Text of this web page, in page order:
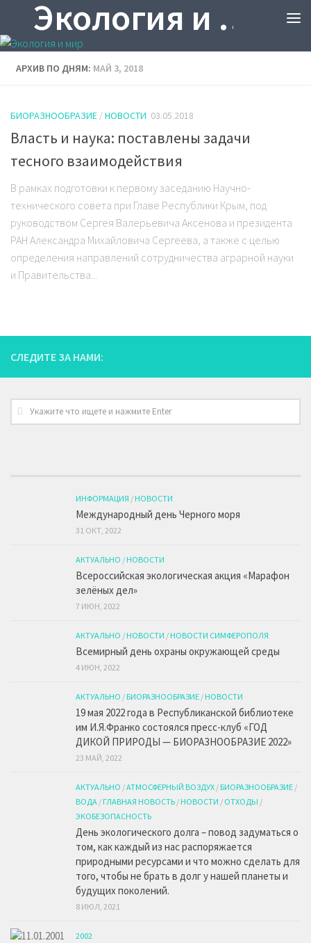
Экология и мир
АРХИВ ПО ДНЯМ: МАЙ 3, 2018
БИОРАЗНООБРАЗИЕ /НОВОСТИ 03.05.2018
Власть и наука: поставлены задачи
тесного взаимодействия
В рамках подготовки к первому заседанию Научно-
технического совета при Главе Республики Крым, под
руководством Сергея Валерьевича Аксенова и президента
РАН Александра Михайловича Сергеева, а также с целью
определения направлений сотрудничества аграрной науки
и Правительства...
СЛЕДИТЕ ЗА НАМИ:
ИНФОРМАЦИЯ /НОВОСТИ
Международный день Черного моря
31 ОКТ, 2022
АКТУАЛЬНО /НОВОСТИ
Всероссийская экологическая акция «Марафон
зелёных дел»
7 ИЮН, 2022
АКТУАЛЬНО /НОВОСТИ /НОВОСТИ СИМФЕРОПОЛЯ
Всемирный день охраны окружающей среды
4 ИЮН, 2022
АКТУАЛЬНО /БИОРАЗНООБРАЗИЕ /НОВОСТИ
19 мая 2022 года в Республиканской библиотеке
им И.Я.Франко состоялся пресс-клуб «ГОД
ДИКОЙ ПРИРОДЫ — БИОРАЗНООБРАЗИЕ 2022»
23 МАЙ, 2022
АКТУАЛЬНО /АТМОСФЕРНЫЙ ВОЗДУХ /БИОРАЗНООБРАЗИЕ /
ВОДА /ГЛАВНАЯ НОВОСТЬ /НОВОСТИ / ОТХОДЫ /
ЭКОБЕЗОПАСНОСТЬ
День экологического долга – повод задуматься о
том, как каждый из нас распоряжается
природными ресурсами и что можно сделать для
того, чтобы не брать в долг у нашей планеты и
будущих поколений.
8 ИЮЛ, 2021
2002